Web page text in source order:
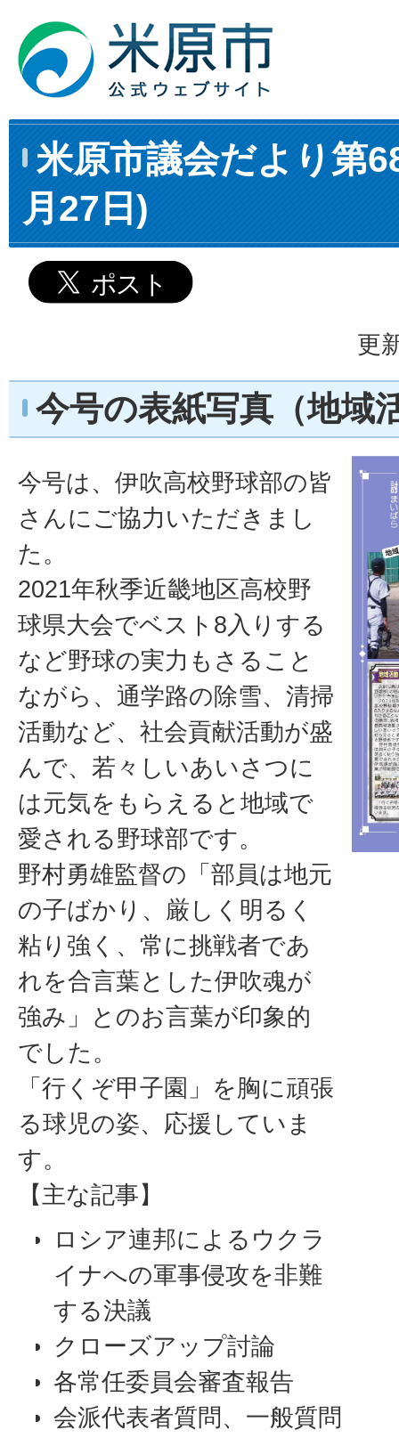
米原市議会だより第
月27日)
更
今号の表紙写真（地域
今号は、伊吹高校野球部の皆
さんにご協力いただきまし
た。
2021年秋季近畿地区高校野
球県大会でベスト8入りする
など野球の実力もさること
ながら、通学路の除雪、清掃
活動など、社会貢献活動が盛
んで、若々しいあいさつに
は元気をもらえると地域で
愛される野球部です。
野村勇雄監督の「部員は地元
の子ばかり、厳しく明るく
粘り強く、常に挑戦者であ
れを合言葉とした伊吹魂が
強み」とのお言葉が印象的
でした。
「行くぞ甲子園」を胸に頑張
る球児の姿、応援していま
す。
【主な記事】
ロシア連邦によるウクラ
イナへの軍事侵攻を非難
する決議
クローズアップ討論
各常任委員会審査報告
会派代表者質問、一般質問